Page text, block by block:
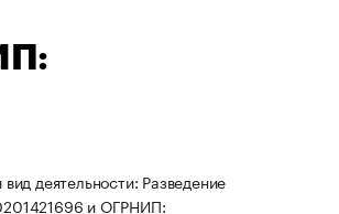
деятельности: Разведение
и ОГРНИП: